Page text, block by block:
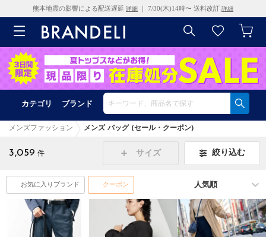
熊本地震の影響による配送遅延 詳細 ｜ 7/30(木)14時〜 送料改訂 詳細
カテゴリ ブランド
メンズファッション メンズ バッグ (セール・クーポン)
3,059 件 サイズ 絞り込む
お気に入りブランド クーポン